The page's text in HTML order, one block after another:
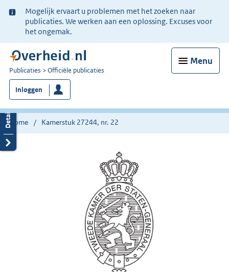
Ter
informatie:
Mogelijk ervaart u problemen met het zoeken naar
publicaties. We werken aan een oplossing. Excuses voor
het ongemak.
Menu
U
bent
nu
hier:
Publicaties Officiële publicaties
Inloggen
Home Kamerstuk 27244, nr. 22